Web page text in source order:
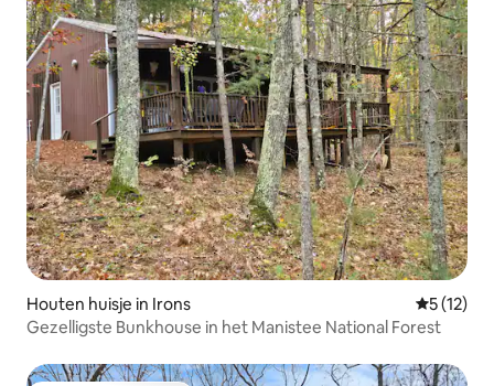
Houten huisje in Irons
5 (12)
Gezelligste Bunkhouse in het Manistee National Forest